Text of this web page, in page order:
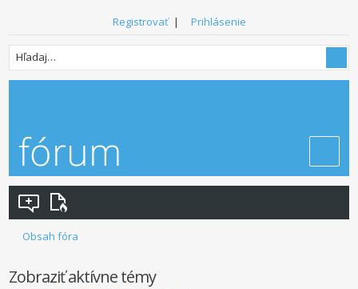
Registrovať| Prihlásenie
Obsah fóra
Zobraziť aktívne témy